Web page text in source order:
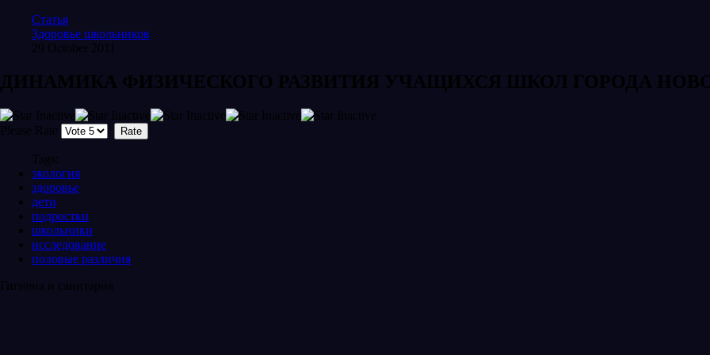
Статья
Здоровье школьников
29 October 2011
ДИНАМИКА ФИЗИЧЕСКОГО РАЗВИТИЯ УЧАЩИХСЯ ШКОЛ ГОРОДА
Please Rate
Tags:
экология
здоровье
дети
подростки
школьники
исследование
половые различия
Гигиена и санитария